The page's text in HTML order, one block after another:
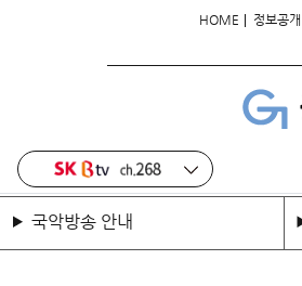
HOME | 정보공개
국악방송 안내